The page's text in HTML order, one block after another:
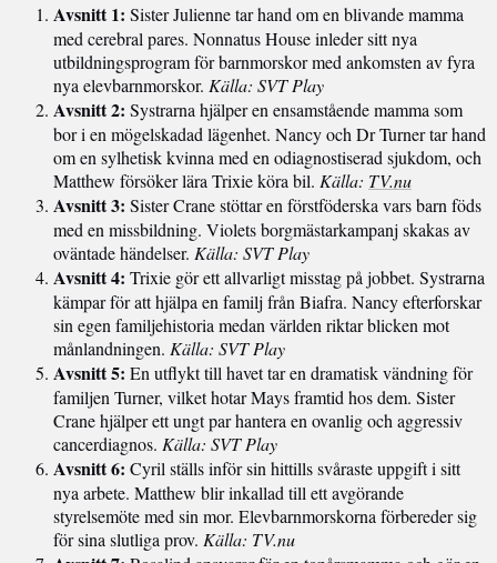
Avsnitt 1: Sister Julienne tar hand om en blivande mamma
med cerebral pares. Nonnatus House inleder sitt nya
utbildningsprogram för barnmorskor med ankomsten av fyra
nya elevbarnmorskor. Källa: SVT Play
Avsnitt 2: Systrarna hjälper en ensamstående mamma som
bor i en mögelskadad lägenhet. Nancy och Dr Turner tar hand
om en sylhetisk kvinna med en odiagnostiserad sjukdom, och
Matthew försöker lära Trixie köra bil. Källa: TV.nu
Avsnitt 3: Sister Crane stöttar en förstföderska vars barn föds
med en missbildning. Violets borgmästarkampanj skakas av
oväntade händelser. Källa: SVT Play
Avsnitt 4: Trixie gör ett allvarligt misstag på jobbet. Systrarna
kämpar för att hjälpa en familj från Biafra. Nancy efterforskar
sin egen familjehistoria medan världen riktar blicken mot
månlandningen. Källa: SVT Play
Avsnitt 5: En utflykt till havet tar en dramatisk vändning för
familjen Turner, vilket hotar Mays framtid hos dem. Sister
Crane hjälper ett ungt par hantera en ovanlig och aggressiv
cancerdiagnos. Källa: SVT Play
Avsnitt 6: Cyril ställs inför sin hittills svåraste uppgift i sitt
nya arbete. Matthew blir inkallad till ett avgörande
styrelsemöte med sin mor. Elevbarnmorskorna förbereder sig
för sina slutliga prov. Källa: TV.nu